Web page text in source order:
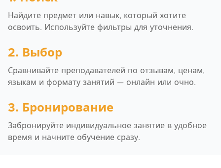
Найдите предмет или навык, который хотите
освоить. Используйте фильтры для уточнения.
2. Выбор
Сравнивайте преподавателей по отзывам, ценам,
языкам и формату занятий — онлайн или очно.
3. Бронирование
Забронируйте индивидуальное занятие в удобное
время и начните обучение сразу.